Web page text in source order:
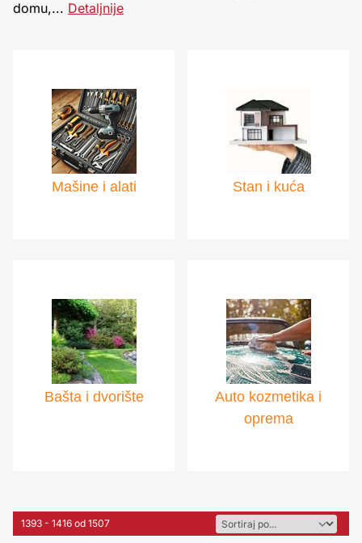
domu,... Detaljnije
Mašine i alati Stan i kuća
Bašta i dvorište
Auto kozmetika i
oprema
1393 - 1416 od 1507